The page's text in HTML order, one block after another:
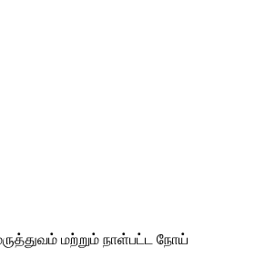
மற்றும் நாள்பட்ட நோய்